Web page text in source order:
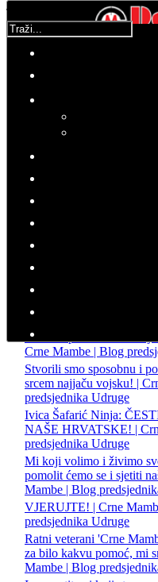
Traži...
Blog
Prikaz #
zahvalnosti, Dan
redarstvene operacije
HRVI: Kako je moguće
pružiti čak ni adekvatna
Blog predsjednika Udruge
Bili smo gladni, žedni,
dovoljno snažni za
Crne Mambe | Blog
Čestitka povodom rođenja
Crne Mambe | Blog
Stvorili smo sposobnu i
srcem najjaču vojsku! |
predsjednika Udruge
Ivica Šafarić Ninja:
NAŠE HRVATSKE! |
predsjednika Udruge
Mi koji volimo i živimo
pomolit ćemo se i sjetiti
Mambe | Blog
VJERUJTE! | Crne
predsjednika Udruge
Ratni veterani 'Crne
za bilo kakvu pomoć, mi
Mambe | Blog